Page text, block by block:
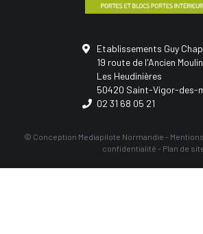
Etablissements Guy
19 route de l'Ancien Moulin
Les Heudinières
50420 Saint-Vigor-des-
02 31 68 05 21
© Conception Mediapilote Normandie -
confidentialité - Plan de